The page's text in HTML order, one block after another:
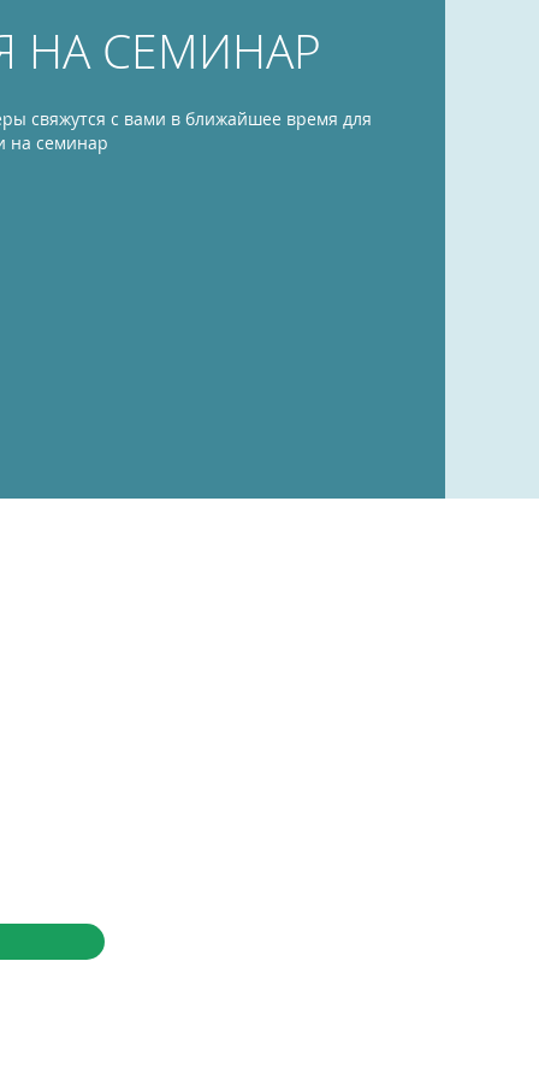
НА СЕМИНАР
свяжутся с вами в ближайшее время для
на семинар